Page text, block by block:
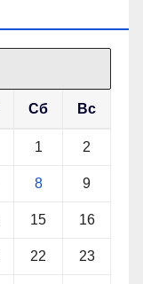
Сб Вс
1 2
8 9
15 16
22 23